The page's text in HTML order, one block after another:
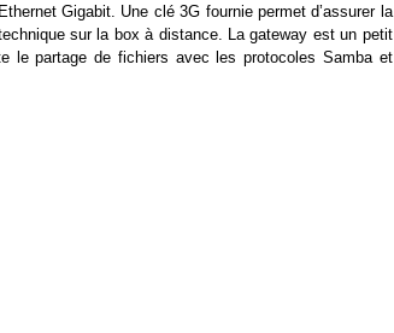
Gigabit. Une clé 3G fournie permet d’assurer la
sur la box à distance. La gateway est un petit
le partage de fichiers avec les protocoles Samba et